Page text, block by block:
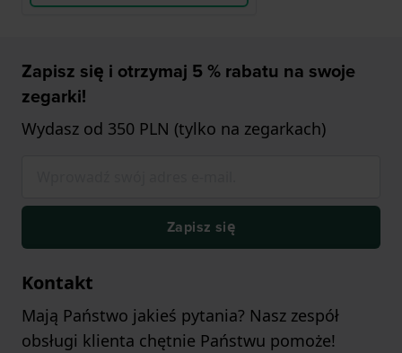
Zapisz się i otrzymaj 5 % rabatu na swoje
zegarki!
Wydasz od 350 PLN (tylko na zegarkach)
Zapisz się
Kontakt
Mają Państwo jakieś pytania? Nasz zespół
obsługi klienta chętnie Państwu pomoże!